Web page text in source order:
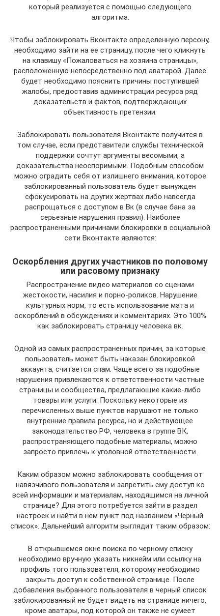
который реализуется с помощью следующего
алгоритма:
Чтобы заблокировать Вконтакте определенную персону,
необходимо зайти на ее страницу, после чего кликнуть
на клавишу «Пожаловаться на хозяина страницы»,
расположенную непосредственно под аватарой. Далее
будет необходимо пояснить причины поступившей
жалобы, предоставив администрации ресурса ряд
доказательств и фактов, подтверждающих
объективность претензии.
Заблокировать пользователя Вконтакте получится в
том случае, если представители службы технической
поддержки сочтут аргументы весомыми, а
доказательства неоспоримыми. Подобным способом
можно оградить себя от излишнего внимания, которое
заблокированный пользователь будет вынужден
сфокусировать на других жертвах либо навсегда
распрощаться с доступом в Вк (в случае бана за
серьезные нарушения правил). Наиболее
распространенными причинами блокировки в социальной
сети Вконтакте являются:
Оскорбления других участников по половому
или расовому признаку
Распространение видео материалов со сценами
жестокости, насилия и порно-роликов. Нарушение
культурных норм, то есть использование мата и
оскорблений в обсуждениях и комментариях. Это 100%
как заблокировать страницу человека вк.
Одной из самых распространенных причин, за которые
пользователь может быть наказан блокировкой
аккаунта, считается спам. Чаще всего за подобные
нарушения привлекаются к ответственности частные
страницы и сообщества, предлагающие какие-либо
товары или услуги. Поскольку некоторые из
перечисленных выше пунктов нарушают не только
внутренние правила ресурса, но и действующее
законодательство РФ, человека в группе ВК,
распространяющего подобные материалы, можно
запросто привлечь к уголовной ответственности.
Каким образом можно заблокировать сообщения от
навязчивого пользователя и запретить ему доступ ко
всей информации и материалам, находящимся на личной
странице? Для этого потребуется зайти в раздел
настроек и найти в нем пункт под названием «Черный
список». Дальнейший алгоритм выглядит таким образом:
В открывшемся окне поиска по черному списку
необходимо вручную указать никнейм или ссылку на
профиль того пользователя, которому необходимо
закрыть доступ к собственной странице. После
добавления выбранного пользователя в черный список
заблокированный не будет видеть на странице ничего,
кроме аватары, под которой он также не сумеет